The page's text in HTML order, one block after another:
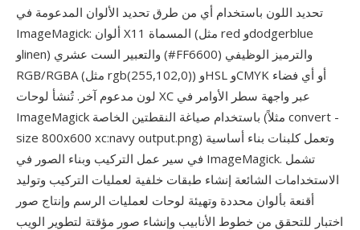
تحديد اللون باستخدام أي من طرق تحديد الألوان المدعومة في
ImageMagick: ألوان X11 المسماة (مثل red وdodgerblue
وlinen) والتعبير الست عشري (#FF6600) والترميز الوظيفي
RGB/RGBA (مثل rgb(255,102,0)) وHSL وCMYK أو أي فضاء
لون مدعوم آخر. تُنشأ لوحات XC عبر واجهة سطر الأوامر في
ImageMagick باستخدام صياغة النقطتين الخاصة (مثلاً convert -
size 800x600 xc:navy output.png) وتعمل كلبنات بناء أساسية
في سير عمل التركيب وبناء الصور في ImageMagick. تشمل
الاستخدامات الشائعة إنشاء طبقات خلفية لعمليات التركيب وتوليد
أقنعة بألوان محددة وتهيئة لوحات لعمليات الرسم وإنتاج صور
اختبار للتحقق من خطوط الأنابيب وإنشاء صور مؤقتة لتطوير الويب